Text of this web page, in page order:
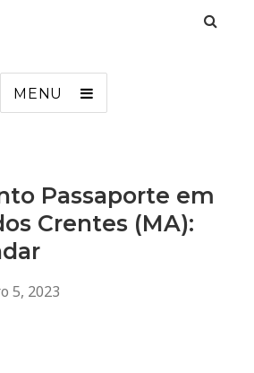
MENU
Passaporte em
Crentes (MA):
5, 2023